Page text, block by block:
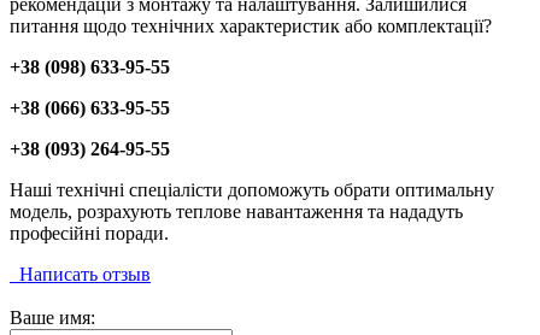
рекомендацій з монтажу та налаштування. Залишилися
питання щодо технічних характеристик або комплектації?
+38 (098) 633-95-55
+38 (066) 633-95-55
+38 (093) 264-95-55
Наші технічні спеціалісти допоможуть обрати оптимальну
модель, розрахують теплове навантаження та нададуть
професійні поради.
Написать отзыв
Ваше имя: